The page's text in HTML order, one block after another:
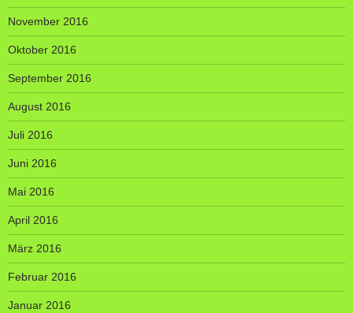
November 2016
Oktober 2016
September 2016
August 2016
Juli 2016
Juni 2016
Mai 2016
April 2016
März 2016
Februar 2016
Januar 2016